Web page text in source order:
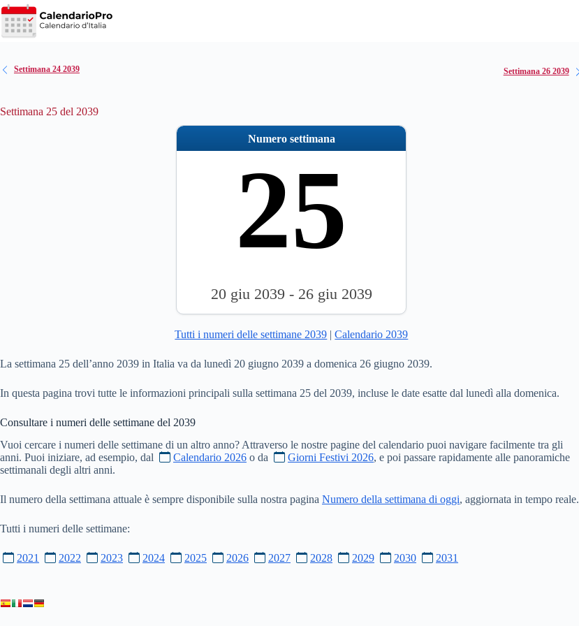
Salta
al
contenuto
Settimana 24 2039 Settimana 26 2039
Settimana 25 del 2039
Numero settimana
25
20 giu 2039 - 26 giu 2039
Tutti i numeri delle settimane 2039 |Calendario 2039
La settimana 25 dell’anno 2039 in Italia va da lunedì 20 giugno 2039 a domenica 26 giugno 2039.
In questa pagina trovi tutte le informazioni principali sulla settimana 25 del 2039, incluse le date esatte dal lunedì alla domenica.
Consultare i numeri delle settimane del 2039
Vuoi cercare i numeri delle settimane di un altro anno? Attraverso le nostre pagine del calendario puoi navigare facilmente tra gli
anni. Puoi iniziare, ad esempio, dal
Calendario 2026 o da Giorni Festivi 2026, e poi passare rapidamente alle panoramiche
settimanali degli altri anni.
Il numero della settimana attuale è sempre disponibile sulla nostra pagina Numero della settimana di oggi, aggiornata in tempo reale.
Tutti i numeri delle settimane:
2021 2022 2023 2024 2025 2026 2027 2028 2029 2030 2031